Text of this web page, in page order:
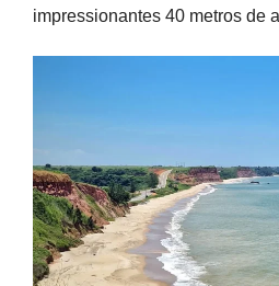
impressionantes 40 metros de